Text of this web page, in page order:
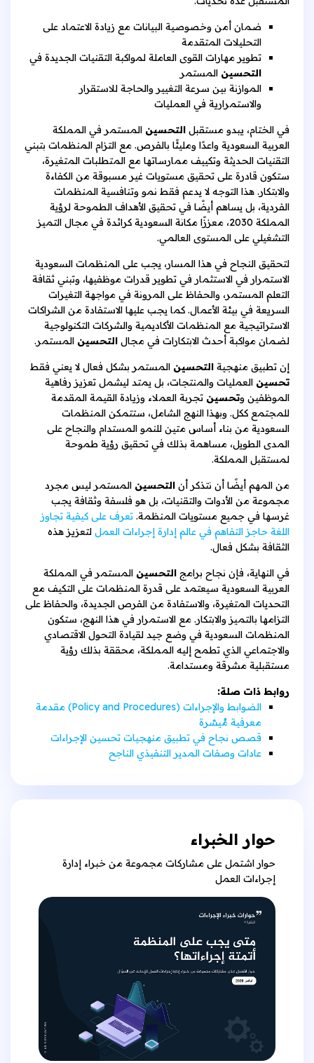
ضمان أمن وخصوصية البيانات مع زيادة الاعتماد على
التحليلات المتقدمة
تطوير مهارات القوى العاملة لمواكبة التقنيات الجديدة في
التحسين المستمر
الموازنة بين سرعة التغيير والحاجة للاستقرار
والاستمرارية في العمليات
في الختام، يبدو مستقبل التحسين المستمر في المملكة
العربية السعودية واعدًا ومليئًا بالفرص. مع التزام المنظمات بتبني
التقنيات الحديثة وتكييف ممارساتها مع المتطلبات المتغيرة،
ستكون قادرة على تحقيق مستويات غير مسبوقة من الكفاءة
والابتكار. هذا التوجه لا يدعم فقط نمو وتنافسية المنظمات
الفردية، بل يساهم أيضًا في تحقيق الأهداف الطموحة لرؤية
المملكة 2030، معززًا مكانة السعودية كرائدة في مجال التميز
التشغيلي على المستوى العالمي.
لتحقيق النجاح في هذا المسار، يجب على المنظمات السعودية
الاستمرار في الاستثمار في تطوير قدرات موظفيها، وتبني ثقافة
التعلم المستمر، والحفاظ على المرونة في مواجهة التغيرات
السريعة في بيئة الأعمال. كما يجب عليها الاستفادة من الشراكات
الاستراتيجية مع المنظمات الأكاديمية والشركات التكنولوجية
لضمان مواكبة أحدث الابتكارات في مجال التحسين المستمر.
إن تطبيق منهجية التحسين المستمر بشكل فعال لا يعني فقط
تحسين العمليات والمنتجات، بل يمتد ليشمل تعزيز رفاهية
الموظفين وتحسين تجربة العملاء وزيادة القيمة المقدمة
للمجتمع ككل. وبهذا النهج الشامل، ستتمكن المنظمات
السعودية من بناء أساس متين للنمو المستدام والنجاح على
المدى الطويل، مساهمة بذلك في تحقيق رؤية طموحة
لمستقبل المملكة.
من المهم أيضًا أن نتذكر أن التحسين المستمر ليس مجرد
مجموعة من الأدوات والتقنيات، بل هو فلسفة وثقافة يجب
غرسها في جميع مستويات المنظمة. تعرف على كيفية تجاوز
اللغة حاجز التفاهم في عالم إدارة إجراءات العمل لتعزيز هذه
الثقافة بشكل فعال.
في النهاية، فإن نجاح برامج التحسين المستمر في المملكة
العربية السعودية سيعتمد على قدرة المنظمات على التكيف مع
التحديات المتغيرة، والاستفادة من الفرص الجديدة، والحفاظ على
التزامها بالتميز والابتكار. مع الاستمرار في هذا النهج، ستكون
المنظمات السعودية في وضع جيد لقيادة التحول الاقتصادي
والاجتماعي الذي تطمح إليه المملكة، محققة بذلك رؤية
مستقبلية مشرقة ومستدامة.
روابط ذات صلة:
الضوابط والإجراءات (Policy and Procedures) مقدمة
معرفية مُيسَّرة
قصص نجاح في تطبيق منهجيات تحسين الإجراءات
عادات وصفات المدير التنفيذي الناجح
حوار الخبراء
حوار اشتمل على مشاركات مجموعة من خبراء إدارة
إجراءات العمل